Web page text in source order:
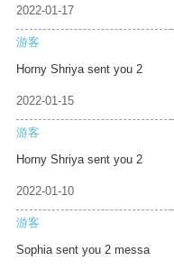
2022-01-17
游客
Horny Shriya sent you 2
2022-01-15
游客
Horny Shriya sent you 2
2022-01-10
游客
Sophia sent you 2 messa